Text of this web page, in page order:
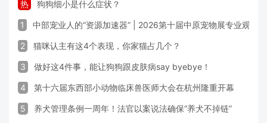
热 狗狗细小是什么症状？
1 中部宠业人的“资源加速器” | 2026第十届中原宠物展专业观众
2 猫咪认主有这4个表现，你家猫占几个？
3 做好这4件事，能让狗狗跟皮肤病say byebye！
4 第十六届东西部小动物临床兽医师大会在杭州隆重开幕
5 养犬管理条例一周年！法官以案说法确保“养犬不掉链”